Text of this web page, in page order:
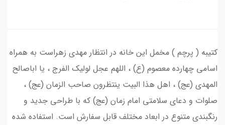
کتیبه ( پرچم ) مخمل این خانه در انتظار مهدی زهراست به همراه
اسامی چهارده معصوم (ع) ، اللهم عجل لولیک الفرج ، یا اباصالح
المهدی (عج) ، اهل هذا البیت ینتظرون صاحب الزمان (عج) ،
صلوات و دعای سلامتی امام زمان (عج) که با طراحی جدید و
رنگبندی متنوع در ابعاد مختلف قابل سفارش است. استفاده شده